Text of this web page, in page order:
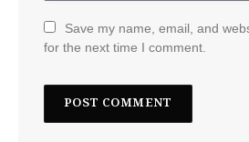
Save my name, email, and
for the next time I comment.